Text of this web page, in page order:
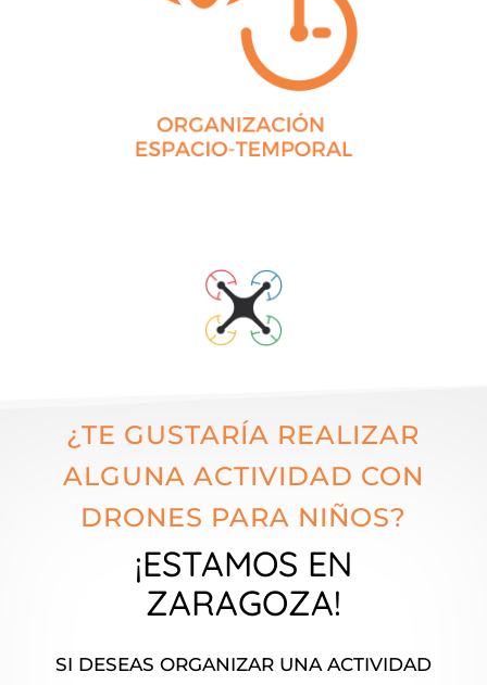
¿TE GUSTARÍA REALIZAR
ALGUNA ACTIVIDAD CON
DRONES PARA NIÑOS?
¡ESTAMOS EN
ZARAGOZA!
SI DESEAS ORGANIZAR UNA ACTIVIDAD